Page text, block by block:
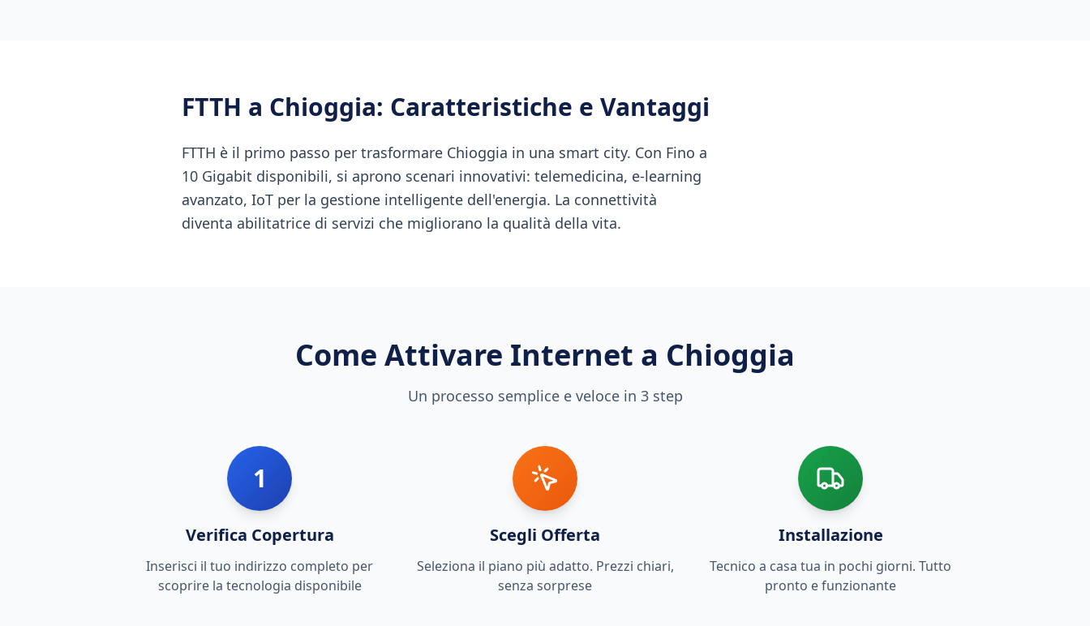
FTTH a Chioggia: Caratteristiche e Vantaggi
FTTH è il primo passo per trasformare Chioggia in una smart city. Con Fino a
10 Gigabit disponibili, si aprono scenari innovativi: telemedicina, e-learning
avanzato, IoT per la gestione intelligente dell'energia. La connettività
diventa abilitatrice di servizi che migliorano la qualità della vita.
Come Attivare Internet a Chioggia
Un processo semplice e veloce in 3 step
1
Verifica Copertura
Inserisci il tuo indirizzo completo per
scoprire la tecnologia disponibile
Scegli Offerta
Seleziona il piano più adatto. Prezzi chiari,
senza sorprese
Installazione
Tecnico a casa tua in pochi giorni. Tutto
pronto e funzionante